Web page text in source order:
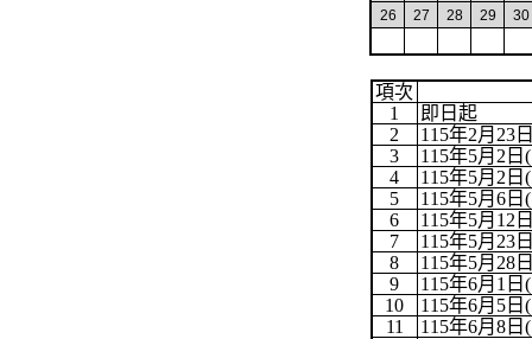
26 27 28 29 30
項次
1
即日起
2
115年2月 23
3
115年5月 2 日 (
4
115年5月 2 日 (
5
115年5月 6日 (
6
115年5月 12
7
115年5月 23
8
115年5月 28
9
115年6月 1 日 (
10
115年6月 5日 (
11
115年6月 8日 (